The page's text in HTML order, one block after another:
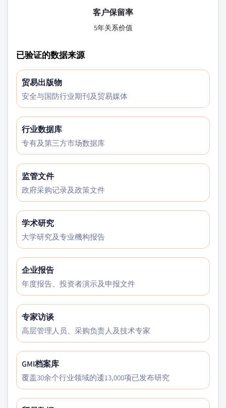
客户保留率
5年关系价值
已验证的数据来源
贸易出版物
安全与国防行业期刊及贸易媒体
行业数据库
专有及第三方市场数据库
监管文件
政府采购记录及政策文件
学术研究
大学研究及专业機构报告
企业报告
年度报告、投资者演示及申报文件
专家访谈
高层管理人员、采购负责人及技术专家
GMI档案库
覆盖30余个行业领域的逶13,000项已发布研究